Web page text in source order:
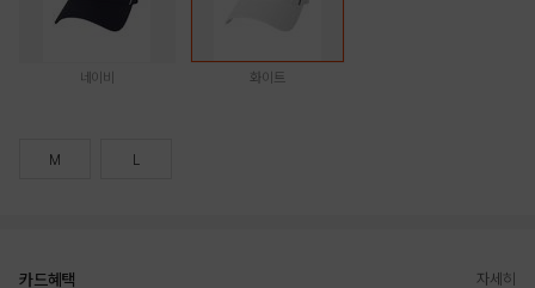
네이비 화이트
M L
카드혜택
자세히